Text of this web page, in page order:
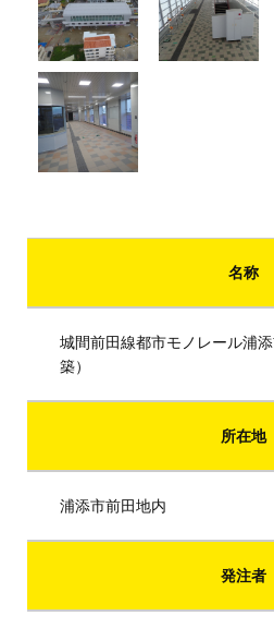
名称
城間前田線都市モノレール浦
築）
所在地
浦添市前田地内
発注者